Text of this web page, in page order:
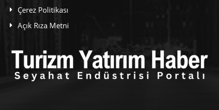
Çerez Politikası
Açık Rıza Metni